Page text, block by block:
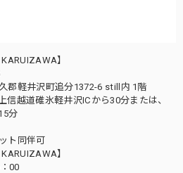
KARUIZAWA】
郡軽井沢町追分1372-6 still内 1階
信越道碓氷軽井沢ICから30分または、
分
ト同伴可
KARUIZAWA】
00